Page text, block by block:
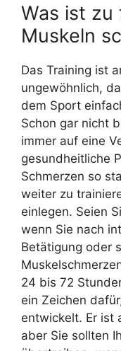
Was ist
Muskeln
Das Training ist
ungewöhnlich,
dem Sport
Schon gar nicht
immer auf eine
gesundheitliche
Schmerzen so
weiter zu
einlegen. Seien
wenn Sie nach
Betätigung oder
24 bis 72
ein Zeichen
entwickelt. Er ist
aber Sie sollten